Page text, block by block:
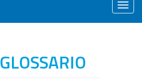
Toggle
GLOSSARIO